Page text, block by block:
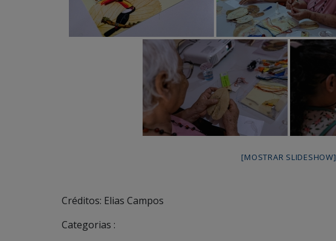
[MOSTRAR SLIDESHOW]
Créditos: Elias Campos
Categorias :